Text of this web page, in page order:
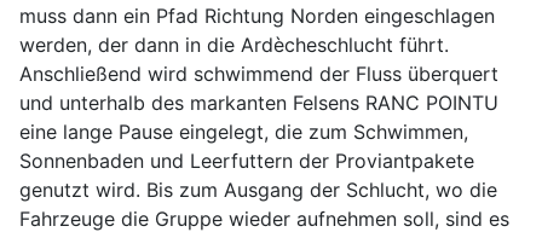
muss dann ein Pfad Richtung Norden eingeschlagen
werden, der dann in die Ardècheschlucht führt.
Anschließend wird schwimmend der Fluss überquert
und unterhalb des markanten Felsens RANC POINTU
eine lange Pause eingelegt, die zum Schwimmen,
Sonnenbaden und Leerfuttern der Proviantpakete
genutzt wird. Bis zum Ausgang der Schlucht, wo die
Fahrzeuge die Gruppe wieder aufnehmen soll, sind es